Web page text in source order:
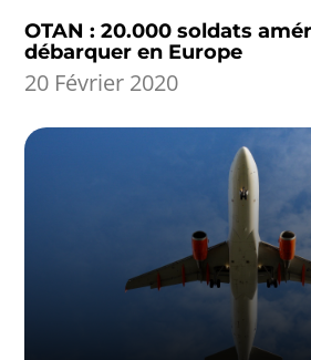
OTAN : 20.000 soldats
débarquer en Europe
20 Février 2020